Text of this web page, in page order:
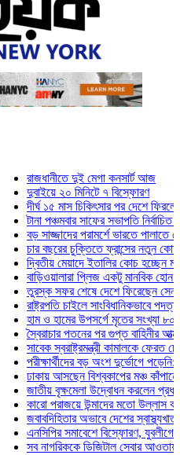
রাজধানীতে দুই মেগা কনসার্ট আজ
দুবাইয়ে ২০ মিনিটে ৭ বিস্ফোরণ
দীর্ঘ ১৫ মাস চিকিৎসার পর দেশে ফিরলেন
টানা পঞ্চমবার সাফের সভাপতি নির্বাচিত কাজী
বড় সাজ্জাদের পরামর্শে ভারতে পালাতে
চার বছরের চুক্তিতে ফ্রান্সের নতুন কোচ জিদান
দ্বিতীয় মেয়াদে ইতালির কোচ হচ্ছেন মানচিনি
বাড়িওয়ালারা প্লিজ একটু মানবিক হোন: মনিরা
তুরস্ক সফর শেষে দেশে ফিরেছেন সেনাপ্রধান
রাষ্ট্রপতি চাইলে সাংবিধানিকভাবে পদত্যাগ
হাম ও হামের উপসর্গে মৃতের সংখ্যা ৮০০ ছাড়াল
স্বৈরাচার পতনের পর গুপ্ত বাহিনীর আত্মপ্রকাশ:
সাবেক স্বরাষ্ট্রমন্ত্রী কামালকে ফেরত চেয়ে
পরীক্ষার্থীদের বড় অংশ দুর্ভোগে পড়েনি: ড.
ঢাকায় আসছেন বিশ্বকাপের মঞ্চ কাঁপানো সেই
জাতীয় বৃক্ষমেলা উদ্বোধন করলেন প্রধানমন্ত্রী
কারো পরাজয়ে উন্মাদের মতো উল্লাস করতে হয়
জবাবদিহিতার অভাবে দেশের স্বাস্থ্যখাত নানা
এনসিপির সমাবেশে বিস্ফোরণ, যুবলীগের দুই
সব নাগরিককে ডিজিটাল সেবার আওতায় আনতে